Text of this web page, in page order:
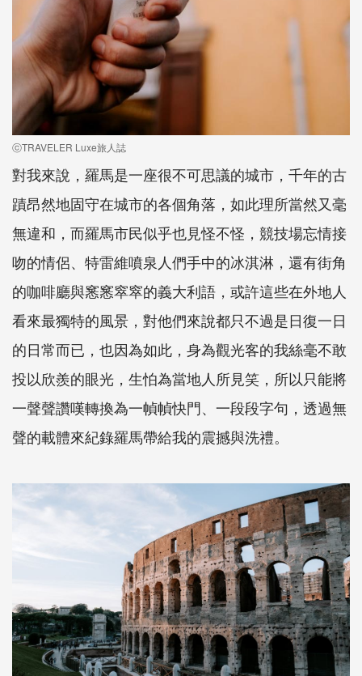
ⓒTRAVELER Luxe旅人誌
對我來說，羅馬是一座很不可思議的城市，千年的古
蹟昂然地固守在城市的各個角落，如此理所當然又毫
無違和，而羅馬市民似乎也見怪不怪，競技場忘情接
吻的情侶、特雷維噴泉人們手中的冰淇淋，還有街角
的咖啡廳與窸窸窣窣的義大利語，或許這些在外地人
看來最獨特的風景，對他們來說都只不過是日復一日
的日常而已，也因為如此，身為觀光客的我絲毫不敢
投以欣羨的眼光，生怕為當地人所見笑，所以只能將
一聲聲讚嘆轉換為一幀幀快門、一段段字句，透過無
聲的載體來紀錄羅馬帶給我的震撼與洗禮。